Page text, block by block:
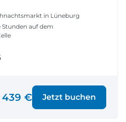
in Lüneburg
Stunden auf dem
439 € Jetzt buchen